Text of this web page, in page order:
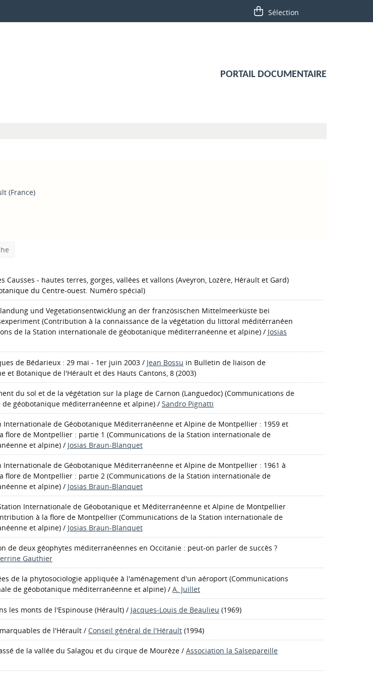
PORTAIL DOCUMENTAIRE
(France)
Causses - hautes terres, gorges, vallées et vallons (Aveyron, Lozère, Hérault et Gard)
du Centre-ouest. Numéro spécial)
und Vegetationsentwicklung an der französischen Mittelmeerküste bei
(Contribution à la connaissance de la végétation du littoral méditérranéen
de la Station internationale de géobotanique méditerranéenne et alpine) / Josias
de Bédarieux : 29 mai - 1er juin 2003 / Jean Bossu in Bulletin de liaison de
et Botanique de l'Hérault et des Hauts Cantons, 8 (2003)
du sol et de la végétation sur la plage de Carnon (Languedoc) (Communications de
géobotanique méditerranéenne et alpine) / Sandro Pignatti
Internationale de Géobotanique Méditerranéenne et Alpine de Montpellier : 1959 et
flore de Montpellier : partie 1 (Communications de la Station internationale de
et alpine) / Josias Braun-Blanquet
Internationale de Géobotanique Méditerranéenne et Alpine de Montpellier : 1961 à
flore de Montpellier : partie 2 (Communications de la Station internationale de
et alpine) / Josias Braun-Blanquet
Internationale de Géobotanique et Méditerranéenne et Alpine de Montpellier
à la flore de Montpellier (Communications de la Station internationale de
et alpine) / Josias Braun-Blanquet
de deux géophytes méditerranéennes en Occitanie : peut-on parler de succès ?
Gauthier
de la phytosociologie appliquée à l'aménagement d'un aéroport (Communications
de géobotanique méditerranéenne et alpine) / A. Juillet
les monts de l'Espinouse (Hérault) / Jacques-Louis de Beaulieu (1969)
de l'Hérault / Conseil général de l'Hérault (1994)
de la vallée du Salagou et du cirque de Mourèze / Association la Salsepareille